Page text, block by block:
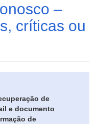
–
críticas ou
de
e documento
de